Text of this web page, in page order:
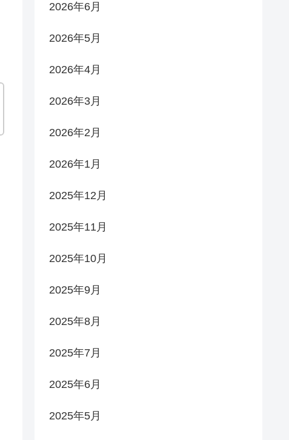
2026年6月
2026年5月
2026年4月
2026年3月
2026年2月
2026年1月
2025年12月
2025年11月
2025年10月
2025年9月
2025年8月
2025年7月
2025年6月
2025年5月